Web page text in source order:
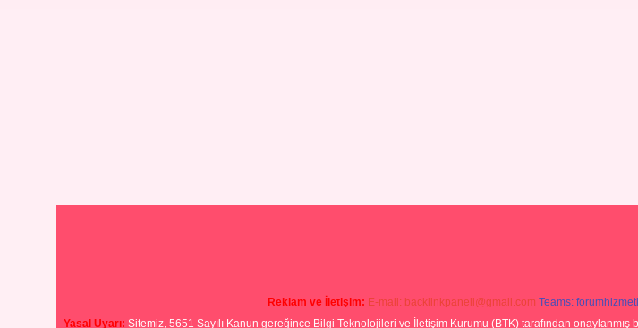
Reklam ve İletişim: E-mail: backlinkpaneli@gmail.com Teams:
Yasal Uyarı: Sitemiz, 5651 Sayılı Kanun gereğince Bilgi Teknolojileri ve İletişim Kurumu (BTK) tarafından